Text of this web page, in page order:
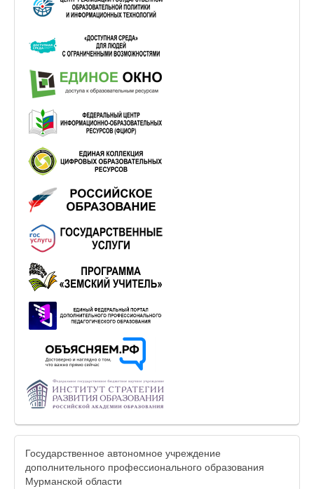
Государственное автономное учреждение
дополнительного профессионального образования
Мурманской области